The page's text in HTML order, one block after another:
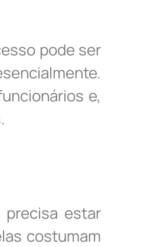
pode ser
e,
precisa estar
costumam